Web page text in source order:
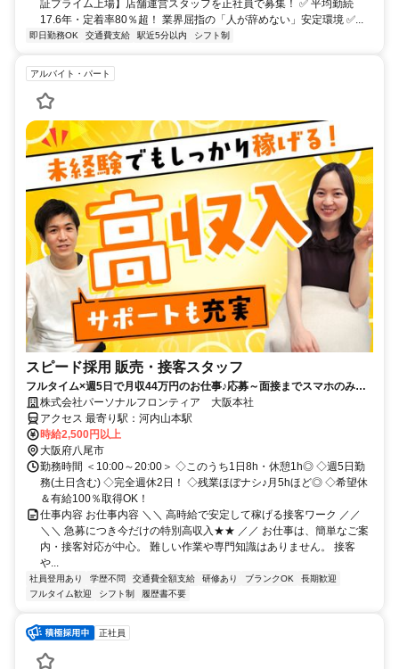
証プライム上場】店舗運営スタッフを正社員で募集！ ✅ 平均勤続
17.6年・定着率80％超！ 業界屈指の「人が辞めない」安定環境 ✅...
即日勤務OK 交通費支給 駅近5分以内 シフト制
アルバイト・パート
スピード採用 販売・接客スタッフ
フルタイム×週5日で月収44万円のお仕事♪応募～面接までスマホのみで
完結！履歴書不要◎
株式会社パーソナルフロンティア 大阪本社
アクセス 最寄り駅：河内山本駅
時給2,500円以上
大阪府八尾市
勤務時間 ＜10:00～20:00＞ ◇このうち1日8h・休憩1h◎ ◇週5日勤
務(土日含む) ◇完全週休2日！ ◇残業ほぼナシ♪月5hほど◎ ◇希望休
＆有給100％取得OK！
仕事内容 お仕事内容 ＼＼ 高時給で安定して稼げる接客ワーク ／／
＼＼ 急募につき今だけの特別高収入★★ ／／ お仕事は、簡単なご案
内・接客対応が中心。 難しい作業や専門知識はありません。 接客
や...
社員登用あり 学歴不問 交通費全額支給 研修あり ブランクOK
長期歓迎
フルタイム歓迎
シフト制 履歴書不要
正社員